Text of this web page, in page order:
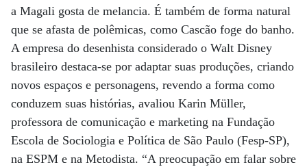
a Magali gosta de melancia. É também de forma natural
que se afasta de polêmicas, como Cascão foge do banho.
A empresa do desenhista considerado o Walt Disney
brasileiro destaca-se por adaptar suas produções, criando
novos espaços e personagens, revendo a forma como
conduzem suas histórias, avaliou Karin Müller,
professora de comunicação e marketing na Fundação
Escola de Sociologia e Política de São Paulo (Fesp-SP),
na ESPM e na Metodista. “A preocupação em falar sobre